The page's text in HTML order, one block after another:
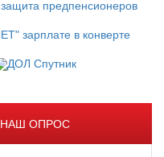
НАШ ОПРОС